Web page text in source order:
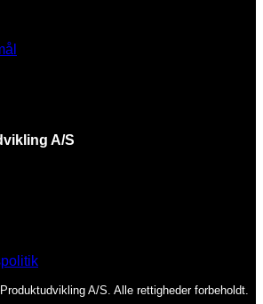
A/S
A/S. Alle rettigheder forbeholdt.